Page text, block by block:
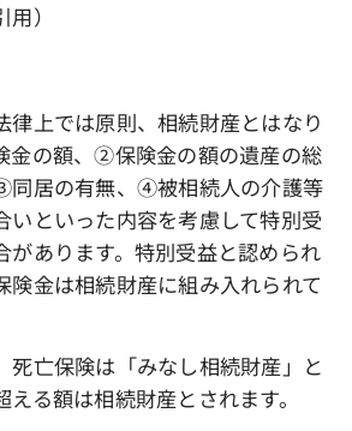
）
上では原則、相続財産とはなり
の額、➁保険金の額の遺産の総
同居の有無、④被相続人の介護等
いといった内容を考慮して特別受
があります。特別受益と認められ
険金は相続財産に組み入れられて
亡保険は「みなし相続財産」と
る額は相続財産とされます。